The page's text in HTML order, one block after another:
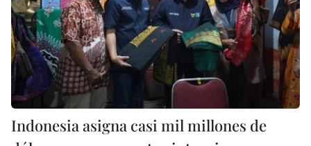
Indonesia asigna casi mil millones de